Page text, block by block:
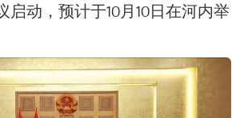
启动，预计于10月10日在河内举